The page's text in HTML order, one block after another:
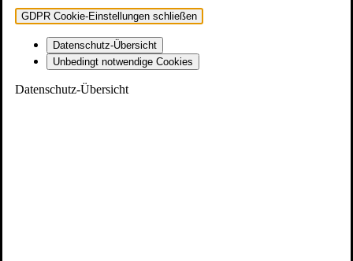
GDPR Cookie-Einstellungen schließen
Datenschutz-Übersicht
Unbedingt notwendige Cookies
Datenschutz-Übersicht